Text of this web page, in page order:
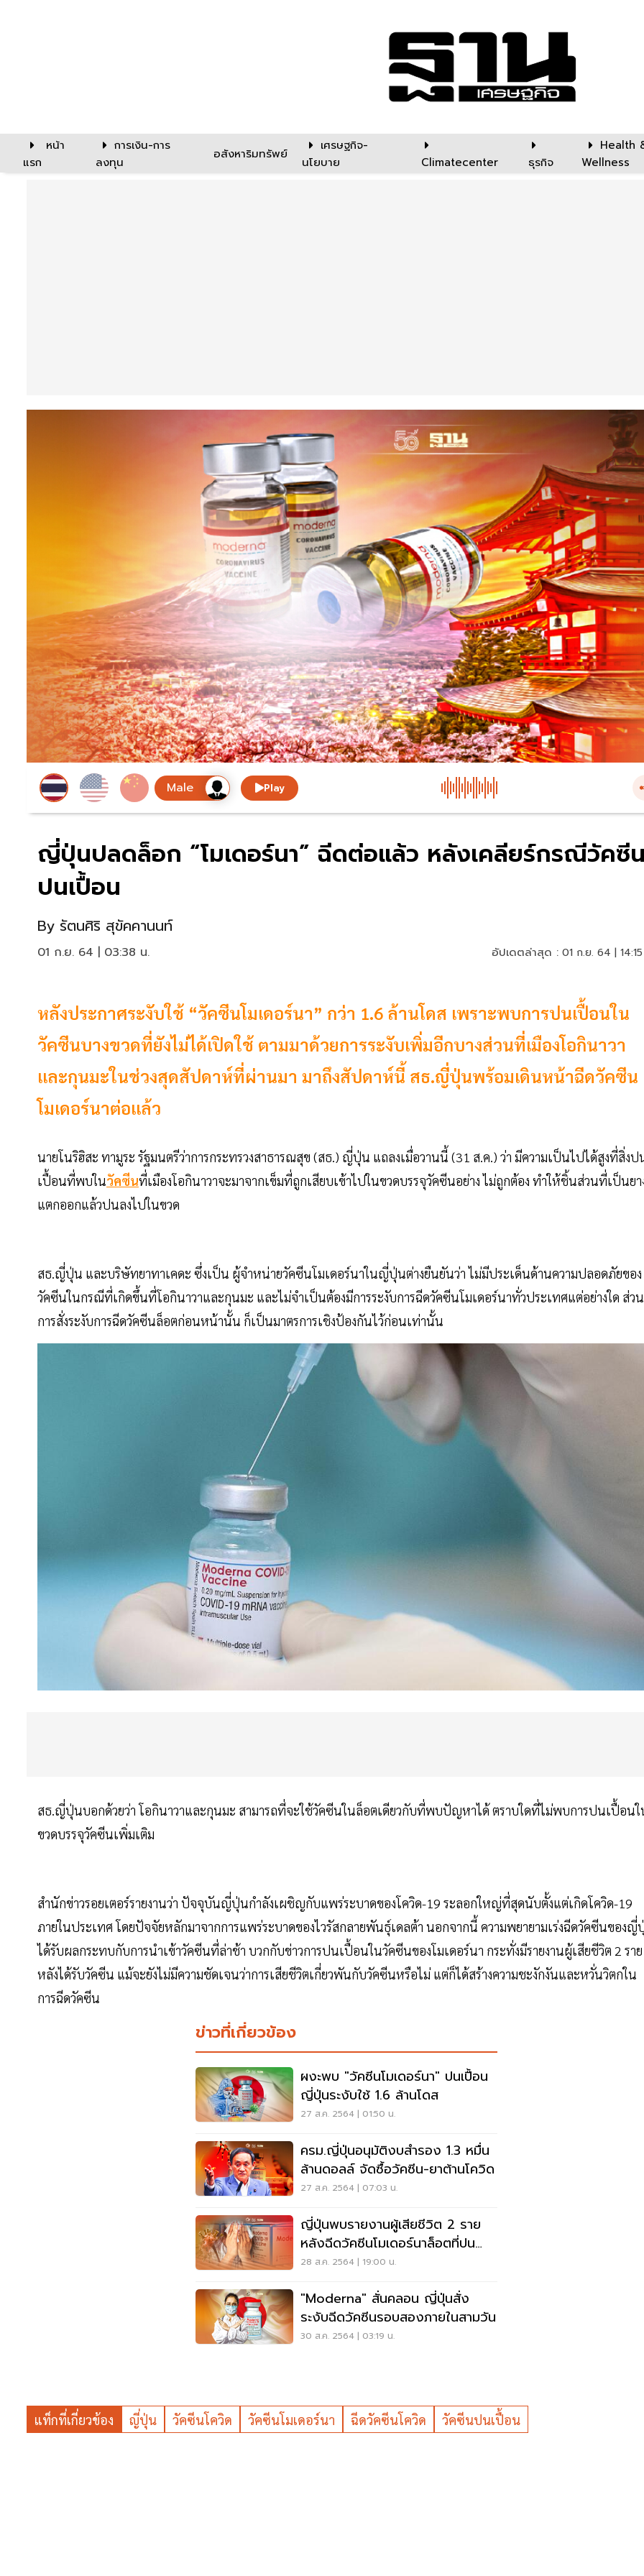
หน้า
แรก
การเงิน-การ
ลงทุน
อสังหาริมทรัพย์
เศรษฐกิจ-
นโยบาย
Climatecenter ธุรกิจ
Health
Wellness
Play
ญี่ปุ่นปลดล็อก “โมเดอร์นา” ฉีดต่อแล้ว หลังเคลียร์กรณีวัคซี
ปนเปื้อน
By รัตนศิริ สุขัคคานนท์
01 ก.ย. 64 | 03:38 น. อัปเดตล่าสุด : 01 ก.ย. 64 |
หลังประกาศระงับใช้ “วัคซีนโมเดอร์นา” กว่า 1.6 ล้านโดส เพราะพบการปนเปื้อนใน
วัคซีนบางขวดที่ยังไม่ได้เปิดใช้ ตามมาด้วยการระงับเพิ่มอีกบางส่วนที่เมืองโอกินาวา
และกุนมะในช่วงสุดสัปดาห์ที่ผ่านมา มาถึงสัปดาห์นี้ สธ.ญี่ปุ่นพร้อมเดินหน้าฉีดวัคซีน
โมเดอร์นาต่อแล้ว
นายโนริฮิสะ ทามูระ รัฐมนตรีว่าการกระทรวงสาธารณสุข (สธ.) ญี่ปุ่น แถลงเมื่อวานนี้ (31 ส.ค.) ว่า มีความเป็นไปได้สูงที่สิ่งป
เปื้อนที่พบในวัคซีนที่เมืองโอกินาวาจะมาจากเข็มที่ถูกเสียบเข้าไปในขวดบรรจุวัคซีนอย่าง ไม่ถูกต้อง ทำให้ชิ้นส่วนที่เป็นยา
แตกออกแล้วปนลงไปในขวด
สธ.ญี่ปุ่น และบริษัทยาทาเคดะ ซึ่งเป็น ผู้จำหน่ายวัคซีนโมเดอร์นาในญี่ปุ่นต่างยืนยันว่า ไม่มีประเด็นด้านความปลอดภัยของ
วัคซีนในกรณีที่เกิดขึ้นที่โอกินาวาและกุนมะ และไม่จำเป็นต้องมีการระงับการฉีดวัคซีนโมเดอร์นาทั่วประเทศแต่อย่างใด ส่วน
การสั่งระงับการฉีดวัคซีนล็อตก่อนหน้านั้น ก็เป็นมาตรการเชิงป้องกันไว้ก่อนเท่านั้น
สธ.ญี่ปุ่นบอกด้วยว่า โอกินาวาและกุนมะ สามารถที่จะใช้วัคซีนในล็อตเดียวกับที่พบปัญหาได้ ตราบใดที่ไม่พบการปนเปื้อน
ขวดบรรจุวัคซีนเพิ่มเติม
สำนักข่าวรอยเตอร์รายงานว่า ปัจจุบันญี่ปุ่นกำลังเผชิญกับแพร่ระบาดของโควิด-19 ระลอกใหญ่ที่สุดนับตั้งแต่เกิดโควิด-19
ภายในประเทศ โดยปัจจัยหลักมาจากการแพร่ระบาดของไวรัสกลายพันธุ์เดลต้า นอกจากนี้ ความพยายามเร่งฉีดวัคซีนของญี่
ได้รับผลกระทบกับการนำเข้าวัคซีนที่ล่าช้า บวกกับข่าวการปนเปื้อนในวัคซีนของโมเดอร์นา กระทั่งมีรายงานผู้เสียชีวิต 2 ราย
หลังได้รับวัคซีน แม้จะยังไม่มีความชัดเจนว่าการเสียชีวิตเกี่ยวพันกับวัคซีนหรือไม่ แต่ก็ได้สร้างความชะงักงันและหวั่นวิตกใน
การฉีดวัคซีน
ข่าวที่เกี่ยวข้อง
ผงะพบ "วัคซีนโมเดอร์นา" ปนเปื้อน
ญี่ปุ่นระงับใช้ 1.6 ล้านโดส
27 ส.ค. 2564 | 01:50 น.
ครม.ญี่ปุ่นอนุมัติงบสำรอง 1.3 หมื่น
ล้านดอลล์ จัดซื้อวัคซีน-ยาต้านโควิด
27 ส.ค. 2564 | 07:03 น.
ญี่ปุ่นพบรายงานผู้เสียชีวิต 2 ราย
หลังฉีดวัคซีนโมเดอร์นาล็อตที่ปน
เปื้อน
28 ส.ค. 2564 | 19:00 น.
"Moderna" สั่นคลอน ญี่ปุ่นสั่ง
ระงับฉีดวัคซีนรอบสองภายในสามวัน
30 ส.ค. 2564 | 03:19 น.
แท็กที่เกี่ยวข้อง ญี่ปุ่น วัคซีนโควิด วัคซีนโมเดอร์นา ฉีดวัคซีนโควิด วัคซีนปนเปื้อน